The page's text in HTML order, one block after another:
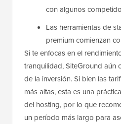
con algunos
Las herramientas de
premium comienzan
Si te enfocas en el
tranquilidad, SiteGround aún
de la inversión. Si bien las
más altas, esta es una
del hosting, por lo que
un período más largo para